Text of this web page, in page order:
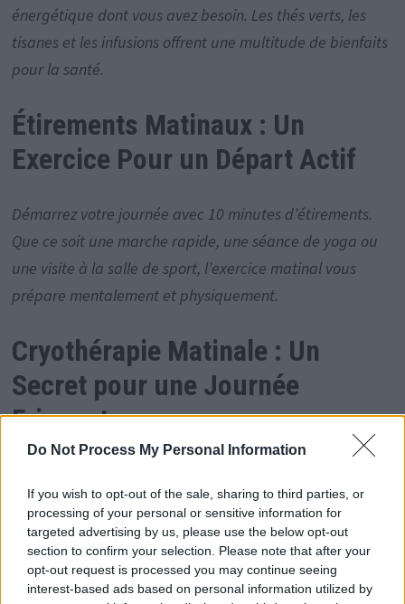
Do Not Process My Personal Information
If you wish to opt-out of the sale, sharing to third parties, or
processing of your personal or sensitive information for
targeted advertising by us, please use the below opt-out
section to confirm your selection. Please note that after your
opt-out request is processed you may continue seeing
interest-based ads based on personal information utilized by
énergétique dont vous avez besoin. Les thés verts, les
tisanes et les infusions offrent une multitude de bienfaits
pour la santé.
Étirements Matinaux : Un
Exercice Pour un Départ Actif
Démarrez votre journée avec 10 minutes d’étirements.
Que ce soit une marche rapide, une séance de yoga ou
une visite à la salle de sport, l’exercice matinal vous
prépare mentalement et physiquement.
Cryothérapie Matinale : Un
Secret pour une Journée
Fringante
Tim Ferriss et l’actrice Alia Bhatt. Découvrez comment le
choc du froid peut vous rendre alerte et plein d’énergie
dès le début de la journée.